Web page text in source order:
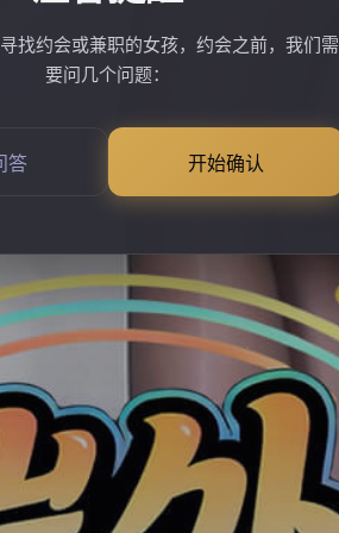
找约会或兼职的女孩，约会之前，我们需
要问几个问题：
答 开始确认